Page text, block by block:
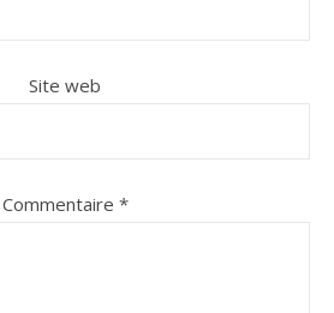
Site web
Commentaire *